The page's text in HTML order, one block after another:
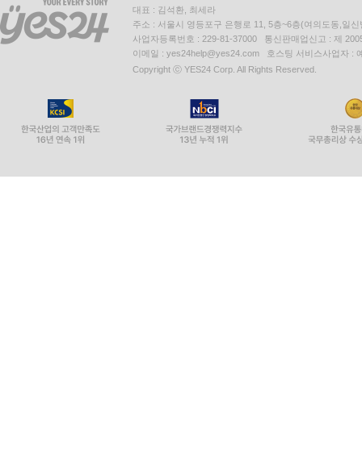
대표 : 김석환, 최세라
주소 : 서울시 영등포구 은행로 11, 5층~6층(여의도동,일신
사업자등록번호 : 229-81-37000 통신판매업신고 : 제
이메일 : yes24help@yes24.com 호스팅 서비스사업자 :
Copyright ⓒ YES24 Corp. All Rights Reserved.